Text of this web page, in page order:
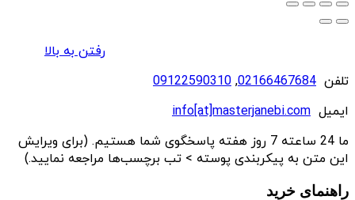
رفتن به بالا
تلفن 02166467684
,
09122590310
ایمیل info[at]masterjanebi.com
ما 24 ساعته 7 روز هفته پاسخگوی شما هستیم. (برای ویرایش
این متن به پیکربندی پوسته > تب برچسب‌ها مراجعه نمایید.)
راهنمای خرید